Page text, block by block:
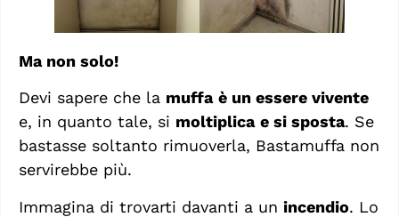
Ma non solo!
Devi sapere che la muffa è un essere vivente
e, in quanto tale, si moltiplica e si sposta. Se
bastasse soltanto rimuoverla, Bastamuffa non
servirebbe più.
Immagina di trovarti davanti a un incendio. Lo